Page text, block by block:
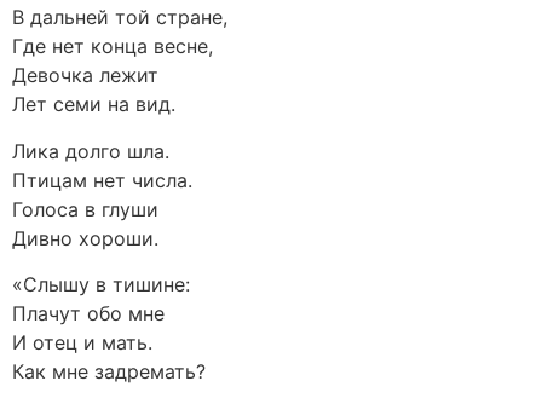
В дальней той стране,
Где нет конца весне,
Девочка лежит
Лет семи на вид.
Лика долго шла.
Птицам нет числа.
Голоса в глуши
Дивно хороши.
«Слышу в тишине:
Плачут обо мне
И отец и мать.
Как мне задремать?